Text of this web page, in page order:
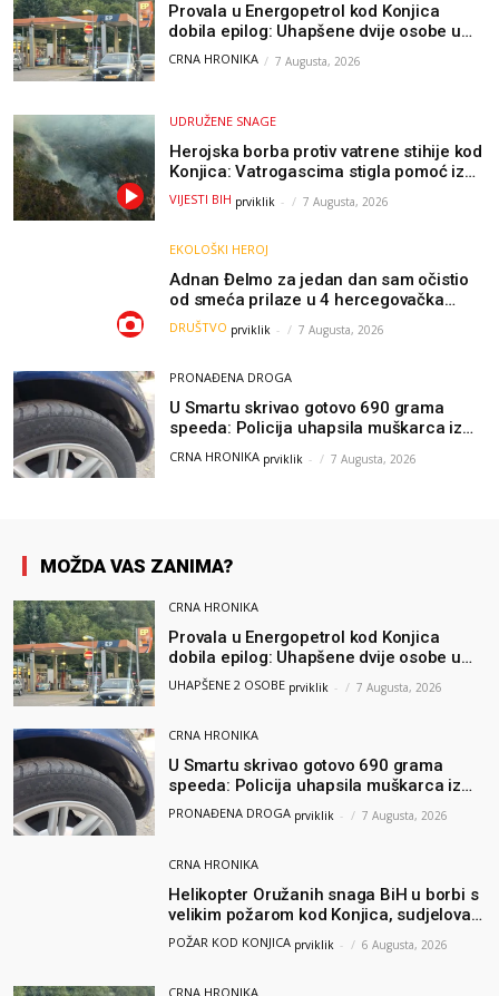
Provala u Energopetrol kod Konjica
dobila epilog: Uhapšene dvije osobe u
Čapljini i Jablanici
CRNA HRONIKA 7 Augusta, 2026
UDRUŽENE SNAGE
Herojska borba protiv vatrene stihije kod
Konjica: Vatrogascima stigla pomoć iz
Sarajeva, helikopteri i Air Tractori
udružili snage
VIJESTI BIH prviklik - 7 Augusta, 2026
EKOLOŠKI HEROJ
Adnan Đelmo za jedan dan sam očistio
od smeća prilaze u 4 hercegovačka
grada: “Danas nisam čistio samo smeće,
čistio sam sliku o nama”
DRUŠTVO prviklik - 7 Augusta, 2026
PRONAĐENA DROGA
U Smartu skrivao gotovo 690 grama
speeda: Policija uhapsila muškarca iz
Hercegovine
CRNA HRONIKA prviklik - 7 Augusta, 2026
MOŽDA VAS ZANIMA?
CRNA HRONIKA
Provala u Energopetrol kod Konjica
dobila epilog: Uhapšene dvije osobe u
Čapljini i Jablanici
UHAPŠENE 2 OSOBE prviklik - 7 Augusta, 2026
CRNA HRONIKA
U Smartu skrivao gotovo 690 grama
speeda: Policija uhapsila muškarca iz
Hercegovine
PRONAĐENA DROGA prviklik - 7 Augusta, 2026
CRNA HRONIKA
Helikopter Oružanih snaga BiH u borbi s
velikim požarom kod Konjica, sudjelovao
i Air Tractor
POŽAR KOD KONJICA prviklik - 6 Augusta, 2026
CRNA HRONIKA